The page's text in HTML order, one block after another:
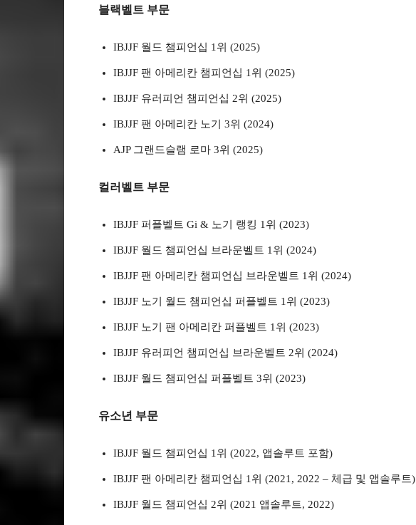
블랙벨트 부문
IBJJF 월드 챔피언십 1위 (2025)
IBJJF 팬 아메리칸 챔피언십 1위 (2025)
IBJJF 유러피언 챔피언십 2위 (2025)
IBJJF 팬 아메리칸 노기 3위 (2024)
AJP 그랜드슬램 로마 3위 (2025)
컬러벨트 부문
IBJJF 퍼플벨트 Gi & 노기 랭킹 1위 (2023)
IBJJF 월드 챔피언십 브라운벨트 1위 (2024)
IBJJF 팬 아메리칸 챔피언십 브라운벨트 1위 (2024)
IBJJF 노기 월드 챔피언십 퍼플벨트 1위 (2023)
IBJJF 노기 팬 아메리칸 퍼플벨트 1위 (2023)
IBJJF 유러피언 챔피언십 브라운벨트 2위 (2024)
IBJJF 월드 챔피언십 퍼플벨트 3위 (2023)
유소년 부문
IBJJF 월드 챔피언십 1위 (2022, 앱솔루트 포함)
IBJJF 팬 아메리칸 챔피언십 1위 (2021, 2022 – 체급 및 앱솔루트)
IBJJF 월드 챔피언십 2위 (2021 앱솔루트, 2022)